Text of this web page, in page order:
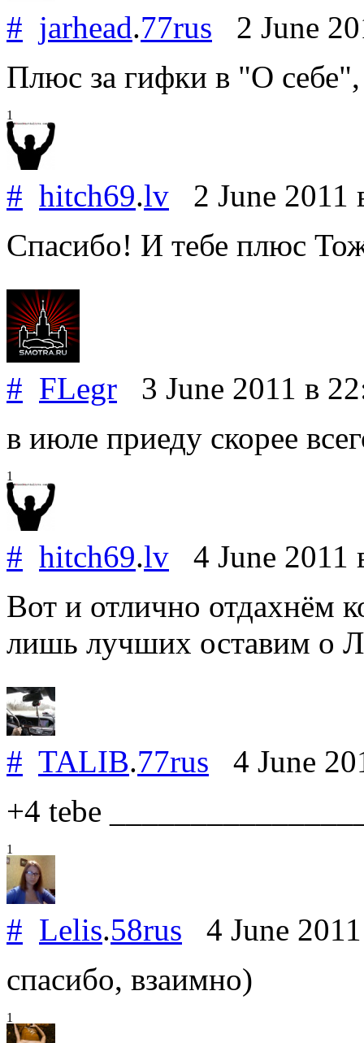
# jarhead.77rus 2 June
Плюс за гифки в "О
1
# hitch69.lv 2 June 2011
Спасибо! И тебе плюс
# FLegr 3 June 2011 в
в июле приеду скорее
1
# hitch69.lv 4 June 2011
Вот и отлично отдахнём
лишь лучших оставим о
# TALIB.77rus 4 June
+4 tebe
1
# Lelis.58rus 4 June
спасибо, взаимно)
1